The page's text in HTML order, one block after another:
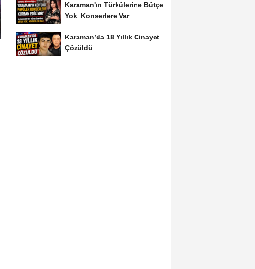
Karaman'ın Türkülerine Bütçe
Yok, Konserlere Var
Karaman’da 18 Yıllık Cinayet
Çözüldü